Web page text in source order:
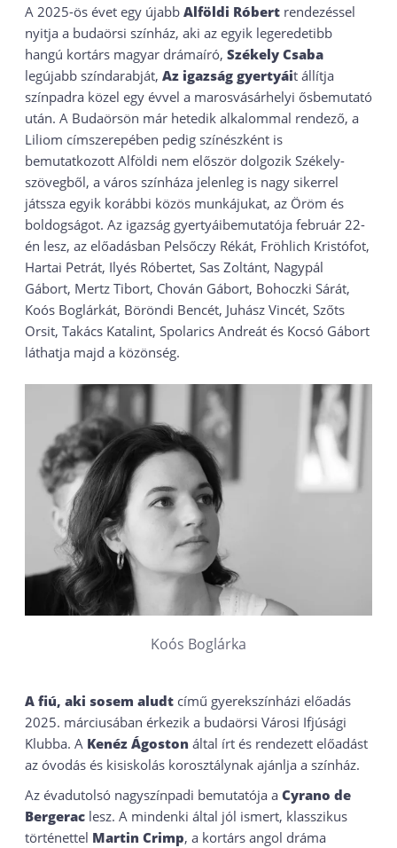
A 2025-ös évet egy újabb Alföldi Róbert rendezéssel
nyitja a budaörsi színház, aki az egyik legeredetibb
hangú kortárs magyar drámaíró, Székely Csaba
legújabb színdarabját, Az igazság gyertyáit állítja
színpadra közel egy évvel a marosvásárhelyi ősbemutató
után. A Budaörsön már hetedik alkalommal rendező, a
Liliom címszerepében pedig színészként is
bemutatkozott Alföldi nem először dolgozik Székely-
szövegből, a város színháza jelenleg is nagy sikerrel
játssza egyik korábbi közös munkájukat, az Öröm és
boldogságot. Az igazság gyertyáibemutatója február 22-
én lesz, az előadásban Pelsőczy Rékát, Fröhlich Kristófot,
Hartai Petrát, Ilyés Róbertet, Sas Zoltánt, Nagypál
Gábort, Mertz Tibort, Chován Gábort, Bohoczki Sárát,
Koós Boglárkát, Böröndi Bencét, Juhász Vincét, Szőts
Orsit, Takács Katalint, Spolarics Andreát és Kocsó Gábort
láthatja majd a közönség.
Koós Boglárka
A fiú, aki sosem aludt című gyerekszínházi előadás
2025. márciusában érkezik a budaörsi Városi Ifjúsági
Klubba. A Kenéz Ágoston által írt és rendezett előadást
az óvodás és kisiskolás korosztálynak ajánlja a színház.
Az évadutolsó nagyszínpadi bemutatója a Cyrano de
Bergerac lesz. A mindenki által jól ismert, klasszikus
történettel Martin Crimp, a kortárs angol dráma